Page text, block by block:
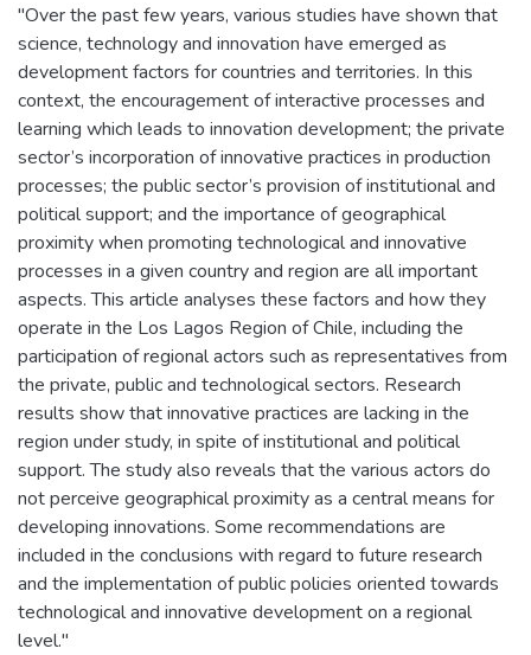
"Over the past few years, various studies have shown that
science, technology and innovation have emerged as
development factors for countries and territories. In this
context, the encouragement of interactive processes and
learning which leads to innovation development; the private
sector’s incorporation of innovative practices in production
processes; the public sector’s provision of institutional and
political support; and the importance of geographical
proximity when promoting technological and innovative
processes in a given country and region are all important
aspects. This article analyses these factors and how they
operate in the Los Lagos Region of Chile, including the
participation of regional actors such as representatives from
the private, public and technological sectors. Research
results show that innovative practices are lacking in the
region under study, in spite of institutional and political
support. The study also reveals that the various actors do
not perceive geographical proximity as a central means for
developing innovations. Some recommendations are
included in the conclusions with regard to future research
and the implementation of public policies oriented towards
technological and innovative development on a regional
level."